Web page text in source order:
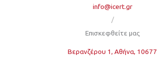
info@icert.gr
/
Επισκεφθείτε μας
Βερανζέρου 1, Αθήνα, 10677